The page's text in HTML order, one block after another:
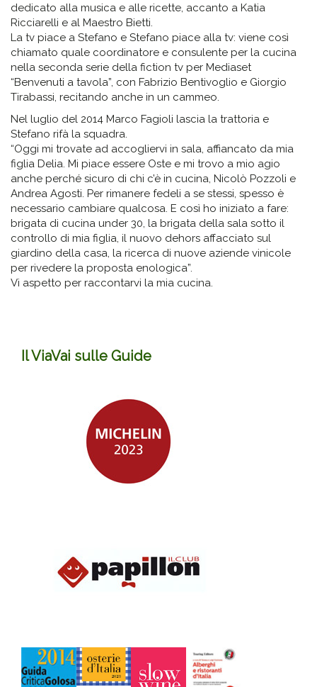
dedicato alla musica e alle ricette, accanto a Katia
Ricciarelli e al Maestro Bietti.
La tv piace a Stefano e Stefano piace alla tv: viene così
chiamato quale coordinatore e consulente per la cucina
nella seconda serie della fiction tv per Mediaset
“Benvenuti a tavola”, con Fabrizio Bentivoglio e Giorgio
Tirabassi, recitando anche in un cammeo.
Nel luglio del 2014 Marco Fagioli lascia la trattoria e
Stefano rifà la squadra.
“Oggi mi trovate ad accogliervi in sala, affiancato da mia
figlia Delia. Mi piace essere Oste e mi trovo a mio agio
anche perché sicuro di chi c’è in cucina, Nicolò Pozzoli e
Andrea Agosti. Per rimanere fedeli a se stessi, spesso è
necessario cambiare qualcosa. E così ho iniziato a fare:
brigata di cucina under 30, la brigata della sala sotto il
controllo di mia figlia, il nuovo dehors affacciato sul
giardino della casa, la ricerca di nuove aziende vinicole
per rivedere la proposta enologica”.
Vi aspetto per raccontarvi la mia cucina.
Il ViaVai sulle Guide